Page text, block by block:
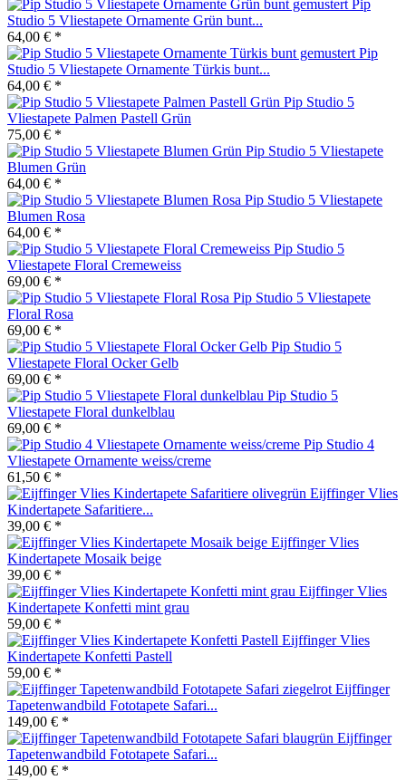
Pip
Studio 5 Vliestapete Ornamente Grün bunt...
64,00 € *
Pip
Studio 5 Vliestapete Ornamente Türkis bunt...
64,00 € *
Pip Studio 5
Vliestapete Palmen Pastell Grün
75,00 € *
Pip Studio 5 Vliestapete
Blumen Grün
64,00 € *
Pip Studio 5 Vliestapete
Blumen Rosa
64,00 € *
Pip Studio 5
Vliestapete Floral Cremeweiss
69,00 € *
Pip Studio 5 Vliestapete
Floral Rosa
69,00 € *
Pip Studio 5
Vliestapete Floral Ocker Gelb
69,00 € *
Pip Studio 5
Vliestapete Floral dunkelblau
69,00 € *
Pip Studio 4
Vliestapete Ornamente weiss/creme
61,50 € *
Eijffinger Vlies
Kindertapete Safaritiere...
39,00 € *
Eijffinger Vlies
Kindertapete Mosaik beige
39,00 € *
Eijffinger Vlies
Kindertapete Konfetti mint grau
59,00 € *
Eijffinger Vlies
Kindertapete Konfetti Pastell
59,00 € *
Eijffinger
Tapetenwandbild Fototapete Safari...
149,00 € *
Eijffinger
Tapetenwandbild Fototapete Safari...
149,00 € *